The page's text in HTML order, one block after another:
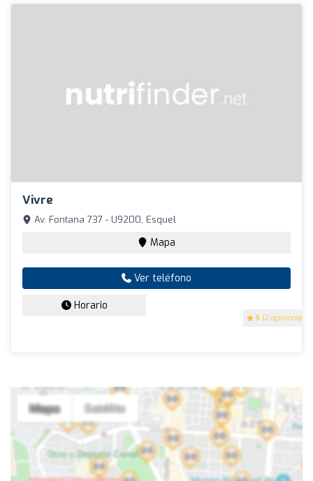
Vivre
5 (2 opiniones)
Av. Fontana 737 - U9200, Esquel
Mapa
Ver teléfono
Horario